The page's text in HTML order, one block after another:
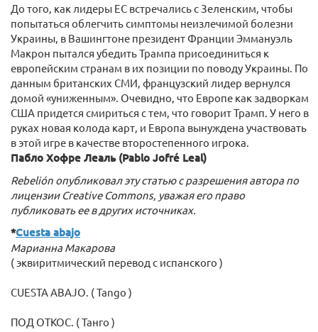
До того, как лидеры ЕС встречались с Зеленским, чтобы
попытаться облегчить симптомы неизлечимой болезни
Украины, в Вашингтоне президент Франции Эммануэль
Макрон пытался убедить Трампа присоединиться к
европейским странам в их позиции по поводу Украины. По
данным британских СМИ, французский лидер вернулся
домой «униженным». Очевидно, что Европе как задворкам
США придется смириться с тем, что говорит Трамп. У него в
руках новая колода карт, и Европа вынуждена участвовать
в этой игре в качестве второстепенного игрока.
Пабло Хофре Леаль (Pablo Jofré Leal)
Rebelión опубликовал эту статью с разрешения автора по
лицензии Creative Commons, уважая его право
публиковать ее в других источниках.
*Cuesta abajo
Марианна Макарова
( эквиритмический перевод с испанского )
CUESTA ABAJO. ( Tango )
ПОД ОТКОС. ( Танго )